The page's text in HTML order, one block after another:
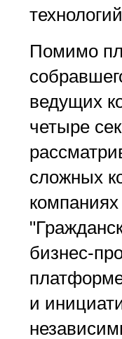
Помимо
ведущих
четыре
сложных
бизнес-
и